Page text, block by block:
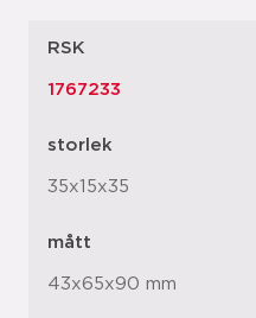
RSK
1767233
storlek
35x15x35
mått
43x65x90 mm